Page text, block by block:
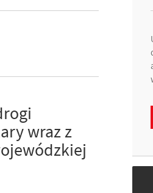
wraz z